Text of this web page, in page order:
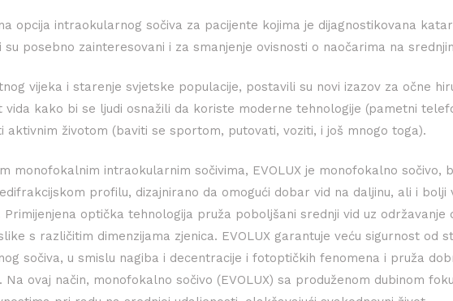
opcija intraokularnog sočiva za pacijente kojima je dijagnostikovana
posebno zainteresovani i za smanjenje ovisnosti o naočarima na
vijeka i starenje svjetske populacije, postavili su novi izazov za očne
kako bi se ljudi osnažili da koriste moderne tehnologije (pametni
aktivnim životom (baviti se sportom, putovati, voziti, i još mnogo toga).
monofokalnim intraokularnim sočivima, EVOLUX je monofokalno sočivo,
profilu, dizajnirano da omogući dobar vid na daljinu, ali i bolji
Primijenjena optička tehnologija pruža poboljšani srednji vid uz održavanje
s različitim dimenzijama zjenica. EVOLUX garantuje veću sigurnost od
sočiva, u smislu nagiba i decentracije i fotoptičkih fenomena i pruža
ovaj način, monofokalno sočivo (EVOLUX) sa produženom dubinom